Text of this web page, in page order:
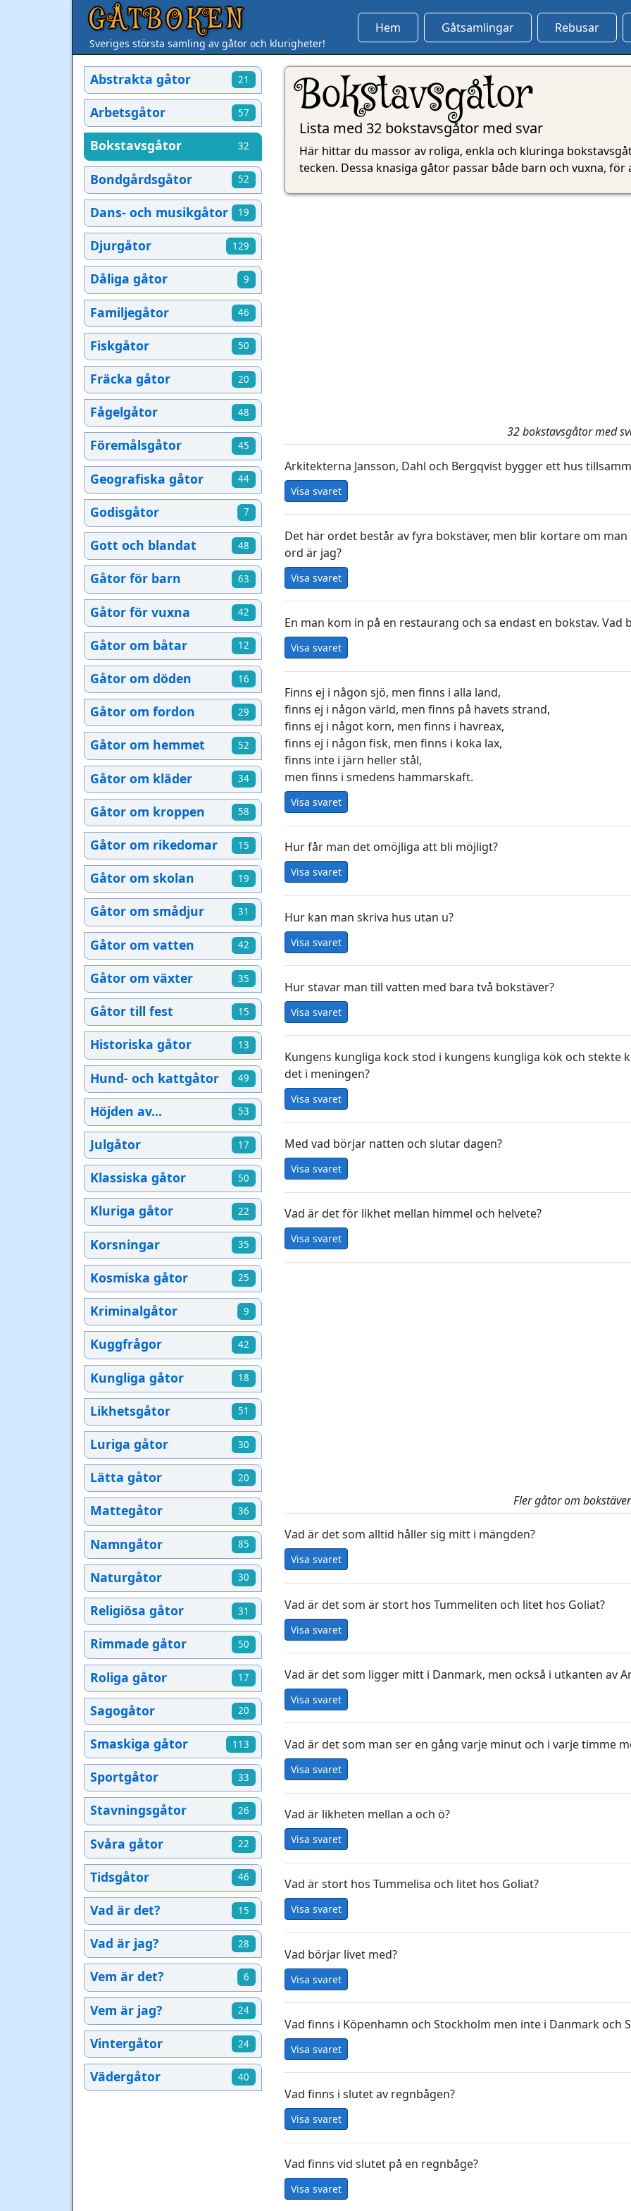
GÅTBOKEN
Sveriges största samling av gåtor och klurigheter!
Hem Gåtsamlingar Rebusar
Abstrakta gåtor 21
Arbetsgåtor 57
Bokstavsgåtor 32
Bondgårdsgåtor 52
Dans- och musikgåtor 19
Djurgåtor 129
Dåliga gåtor 9
Familjegåtor 46
Fiskgåtor 50
Fräcka gåtor 20
Fågelgåtor 48
Föremålsgåtor 45
Geografiska gåtor 44
Godisgåtor 7
Gott och blandat 48
Gåtor för barn 63
Gåtor för vuxna 42
Gåtor om båtar 12
Gåtor om döden 16
Gåtor om fordon 29
Gåtor om hemmet 52
Gåtor om kläder 34
Gåtor om kroppen 58
Gåtor om rikedomar 15
Gåtor om skolan 19
Gåtor om smådjur 31
Gåtor om vatten 42
Gåtor om växter 35
Gåtor till fest 15
Historiska gåtor 13
Hund- och kattgåtor 49
Höjden av... 53
Julgåtor 17
Klassiska gåtor 50
Kluriga gåtor 22
Korsningar 35
Kosmiska gåtor 25
Kriminalgåtor 9
Kuggfrågor 42
Kungliga gåtor 18
Likhetsgåtor 51
Luriga gåtor 30
Lätta gåtor 20
Mattegåtor 36
Namngåtor 85
Naturgåtor 30
Religiösa gåtor 31
Rimmade gåtor 50
Roliga gåtor 17
Sagogåtor 20
Smaskiga gåtor 113
Sportgåtor 33
Stavningsgåtor 26
Svåra gåtor 22
Tidsgåtor 46
Vad är det? 15
Vad är jag? 28
Vem är det? 6
Vem är jag? 24
Vintergåtor 24
Vädergåtor 40
Bokstavsgåtor
Lista med 32 bokstavsgåtor med svar
Här hittar du massor av roliga, enkla och kluringa
tecken. Dessa knasiga gåtor passar både barn och vuxna, för
32 bokstavsgåtor med
Arkitekterna Jansson, Dahl och Bergqvist bygger ett hus
Visa svaret
Det här ordet består av fyra bokstäver, men blir kortare om
ord är jag?
Visa svaret
En man kom in på en restaurang och sa endast en bokstav. Vad
Visa svaret
Finns ej i någon sjö, men finns i alla land,
finns ej i någon värld, men finns på havets strand,
finns ej i något korn, men finns i havreax,
finns ej i någon fisk, men finns i koka lax,
finns inte i järn heller stål,
men finns i smedens hammarskaft.
Visa svaret
Hur får man det omöjliga att bli möjligt?
Visa svaret
Hur kan man skriva hus utan u?
Visa svaret
Hur stavar man till vatten med bara två bokstäver?
Visa svaret
Kungens kungliga kock stod i kungens kungliga kök och stekte
det i meningen?
Visa svaret
Med vad börjar natten och slutar dagen?
Visa svaret
Vad är det för likhet mellan himmel och helvete?
Visa svaret
Fler gåtor om
Vad är det som alltid håller sig mitt i mängden?
Visa svaret
Vad är det som är stort hos Tummeliten och litet hos Goliat?
Visa svaret
Vad är det som ligger mitt i Danmark, men också i utkanten av
Visa svaret
Vad är det som man ser en gång varje minut och i varje timme
Visa svaret
Vad är likheten mellan a och ö?
Visa svaret
Vad är stort hos Tummelisa och litet hos Goliat?
Visa svaret
Vad börjar livet med?
Visa svaret
Vad finns i Köpenhamn och Stockholm men inte i Danmark och
Visa svaret
Vad finns i slutet av regnbågen?
Visa svaret
Vad finns vid slutet på en regnbåge?
Visa svaret